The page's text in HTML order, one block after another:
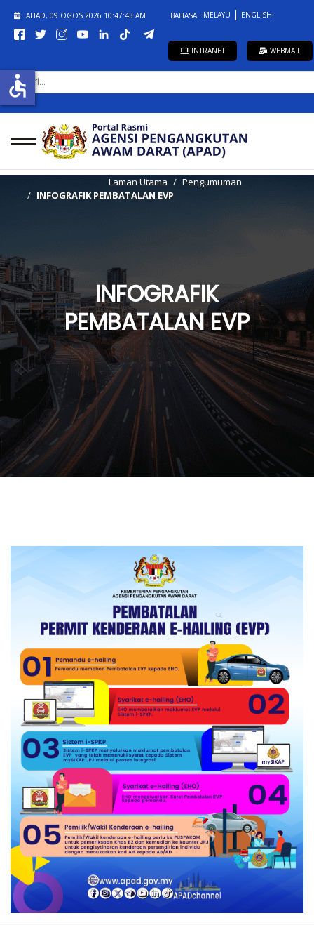
AHAD, 09 OGOS 2026 10:47:44 AM BAHASA : MELAYU ENGLISH
INTRANET WEBMAIL
CARI...
Laman Utama
Pengumuman
INFOGRAFIK PEMBATALAN EVP
INFOGRAFIK
PEMBATALAN EVP
accessible